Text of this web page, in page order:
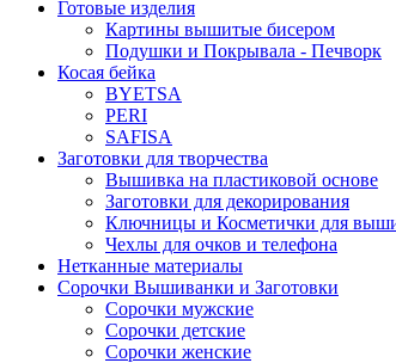
Готовые изделия
Картины вышитые бисером
Подушки и Покрывала - Печворк
Косая бейка
BYETSA
PERI
SAFISA
Заготовки для творчества
Вышивка на пластиковой основе
Заготовки для декорирования
Ключницы и Косметички для
Чехлы для очков и телефона
Нетканные материалы
Сорочки Вышиванки и Заготовки
Cорочки мужские
Сорочки детские
Сорочки женские